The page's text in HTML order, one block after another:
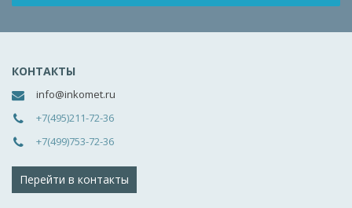
КОНТАКТЫ
info@inkomet.ru
+7(495)211-72-36
+7(499)753-72-36
Перейти в контакты